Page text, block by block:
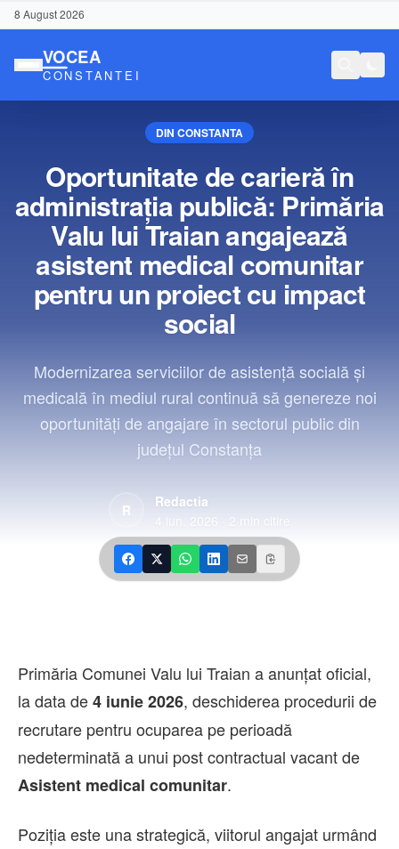
8 August 2026
Conținut Sponsorizat
Contact
DIN CONSTANTA
Oportunitate de carieră în
administrația publică: Primăria
Valu lui Traian angajează
asistent medical comunitar
pentru un proiect cu impact
social
Modernizarea serviciilor de asistență socială și
medicală în mediul rural continuă să genereze noi
oportunități de angajare în sectorul public din
județul Constanța
R
Redactia
4 iun. 2026
2 min citire
Primăria Comunei Valu lui Traian a anunțat oficial,
la data de4 iunie 2026, deschiderea procedurii de
recrutare pentru ocuparea pe perioadă
nedeterminată a unui post contractual vacant de
Asistent medical comunitar.
Poziția este una strategică, viitorul angajat urmând